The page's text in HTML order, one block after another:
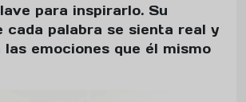
para inspirarlo. Su
cada palabra se sienta real y
emociones que él mismo